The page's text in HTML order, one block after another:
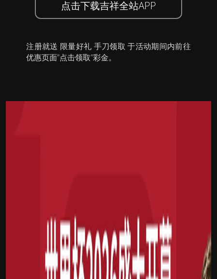
点击下载吉祥全站APP
注册就送 限量好礼 手刀领取 于活动期间内前往
优惠页面”点击领取”彩金。